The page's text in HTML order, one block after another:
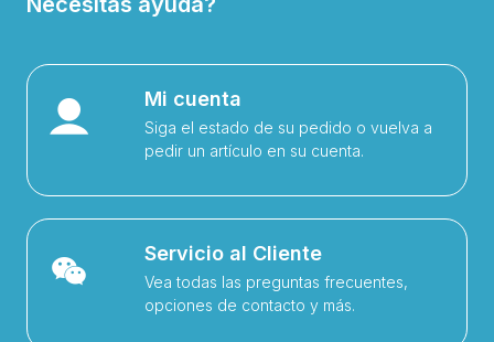
Mi cuenta
Siga el estado de su pedido o vuelva a
pedir un artículo en su cuenta.
Servicio al Cliente
Vea todas las preguntas frecuentes,
opciones de contacto y más.